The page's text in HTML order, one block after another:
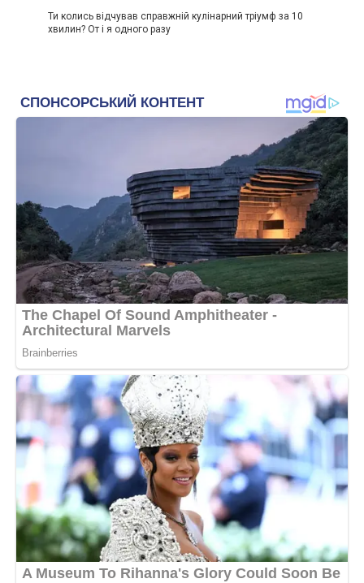
Ти колись відчував справжній кулінарний тріумф за 10
хвилин? От і я одного разу